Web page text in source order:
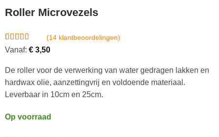
Roller Microvezels
Gewaardeerd
op
14
klantbeoordelingen
(14klantbeoordelingen)
Vanaf: €3,50
De roller voor de verwerking van water gedragen lakken en
hardwax olie, aanzettingvrij en voldoende materiaal.
Leverbaar in 10cm en 25cm.
Op voorraad